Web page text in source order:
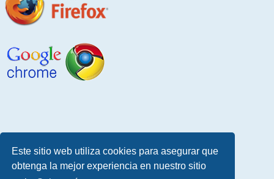
Este sitio web utiliza cookies para asegurar que
obtenga la mejor experiencia en nuestro sitio